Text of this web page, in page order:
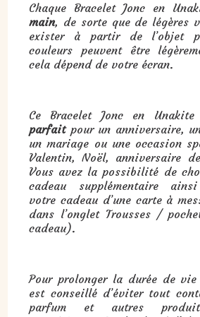
Chaque Bracelet Jonc en
main, de sorte que de légères
exister à partir de l’objet
couleurs peuvent être
cela dépend de votre écran.
Ce Bracelet Jonc en
parfaitpour un anniversaire,
un mariage ou une occasion
Valentin, Noël, anniversaire
Vous avez la possibilité de
cadeau supplémentaire ainsi
votre cadeau d’une carte à
dans l’onglet Trousses /
cadeau).
Pour prolonger la durée de
est conseillé d’éviter tout
parfum et autres